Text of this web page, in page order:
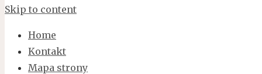
Skip to content
Home
Kontakt
Mapa strony